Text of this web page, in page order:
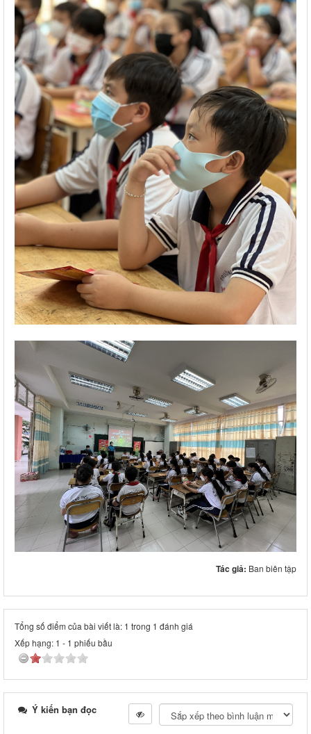
Tác giả: Ban biên tập
Tổng số điểm của bài viết là: 1 trong 1 đánh giá
Xếp hạng: 1 - 1 phiếu bầu
Ý kiến bạn đọc